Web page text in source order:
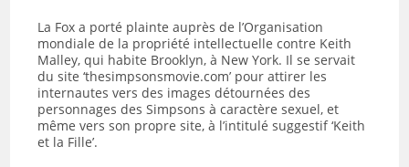
La Fox a porté plainte auprès de l’Organisation
mondiale de la propriété intellectuelle contre Keith
Malley, qui habite Brooklyn, à New York. Il se servait
du site ‘thesimpsonsmovie.com’ pour attirer les
internautes vers des images détournées des
personnages des Simpsons à caractère sexuel, et
même vers son propre site, à l’intitulé suggestif ‘Keith
et la Fille’.